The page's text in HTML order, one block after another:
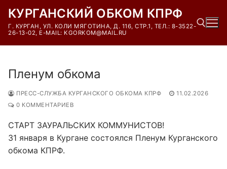
содержимому
КУРГАНСКИЙ ОБКОМ КПРФ
Г. КУРГАН, УЛ. КОЛИ МЯГОТИНА, Д. 116, СТР.1, ТЕЛ.: 8-3522-
26-13-02, E-MAIL: KGORKOM@MAIL.RU
Пленум обкома
ПРЕСС-СЛУЖБА КУРГАНСКОГО ОБКОМА КПРФ
11.02.2026
0 КОММЕНТАРИЕВ
СТАРТ ЗАУРАЛЬСКИХ КОММУНИСТОВ!
31 января в Кургане состоялся Пленум Курганского
обкома КПРФ.